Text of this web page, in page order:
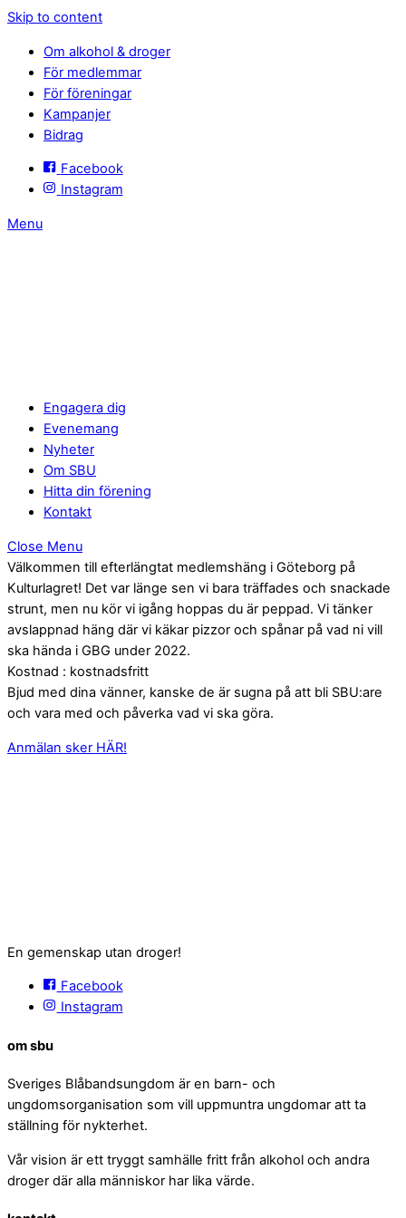
Skip to content
Om alkohol & droger
För medlemmar
För föreningar
Kampanjer
Bidrag
Facebook
Instagram
Menu
Engagera dig
Evenemang
Nyheter
Om SBU
Hitta din förening
Kontakt
Close Menu
Välkommen till efterlängtat medlemshäng i Göteborg på
Kulturlagret! Det var länge sen vi bara träffades och snackade
strunt, men nu kör vi igång hoppas du är peppad. Vi tänker
avslappnad häng där vi käkar pizzor och spånar på vad ni vill
ska hända i GBG under 2022.
Kostnad : kostnadsfritt
Bjud med dina vänner, kanske de är sugna på att bli SBU:are
och vara med och påverka vad vi ska göra.
Anmälan sker HÄR!
En gemenskap utan droger!
Facebook
Instagram
om sbu
Sveriges Blåbandsungdom är en barn- och
ungdomsorganisation som vill uppmuntra ungdomar att ta
ställning för nykterhet.
Vår vision är ett tryggt samhälle fritt från alkohol och andra
droger där alla människor har lika värde.